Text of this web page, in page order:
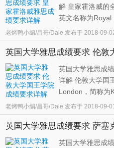
解 皇家霍洛威的
英文名称为
London。学校成
成。维多利亚女
告主要建筑物正
老烤鸭小编/昌哥/Dale 发布于 2018-09-
英国大学雅思成绩要求 伦敦
英国大学雅思成
详解 伦敦大学国
London，简称为
中心的泰晤士河
不胜数的人文景
院由国王乔治四
老烤鸭小编/昌哥/Dale 发布于 2018-09-
英国大学雅思成绩要求 萨塞
英国大学雅思成